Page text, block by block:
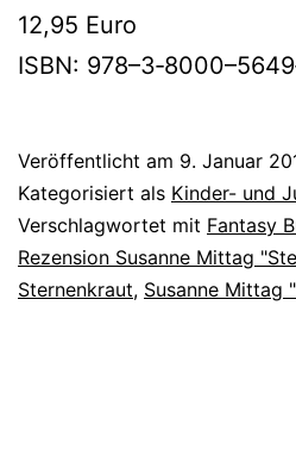
12,95 Euro
ISBN:
Veröffentlicht am 9. Januar
Kategorisiert als Kinder- und
Verschlagwortet mit Fantasy
Rezension Susanne Mittag
Sternenkraut, Susanne Mittag